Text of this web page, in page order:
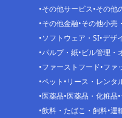
その他サービス その他
その他金融 その他小売
ソフトウェア・SI デザ
パルプ・紙 ビル管理・
ファーストフード ファ
ペット リース・レンタ
医薬品 医薬品・化粧品
飲料・たばこ・飼料 運